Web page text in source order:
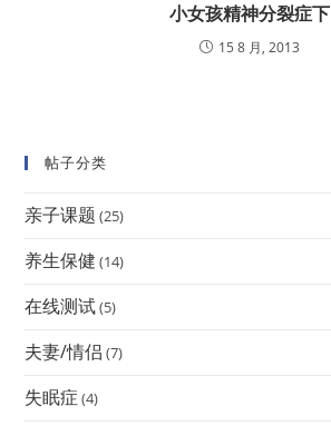
小女孩精神分裂症下
15 8 月, 2013
帖子分类
亲子课题 (25)
养生保健 (14)
在线测试(5)
夫妻/情侣 (7)
失眠症 (4)